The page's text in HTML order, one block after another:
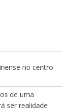
no centro
de uma
ser realidade